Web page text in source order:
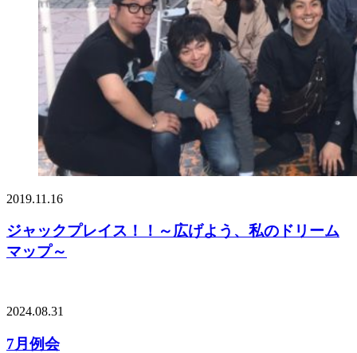
2019.11.16
ジャックプレイス！！～広げよう、私のドリーム
マップ～
2024.08.31
7月例会